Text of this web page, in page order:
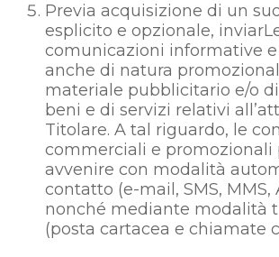
Previa acquisizione di un
esplicito e opzionale,
comunicazioni informative
anche di natura
materiale pubblicitario e/o
beni e di servizi relativi
Titolare. A tal riguardo, le
commerciali e promozionali
avvenire con modalità
contatto (e-mail, SMS, MMS,
nonché mediante modalità
(posta cartacea e chiamate